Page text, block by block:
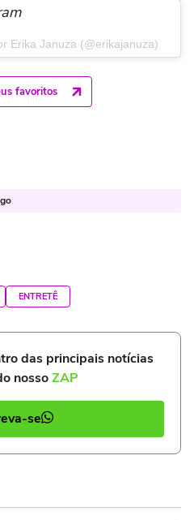
Erika Januza (@erikajanuza)
favoritos
ENTRETÊ
das principais notícias
nossoZAP
se